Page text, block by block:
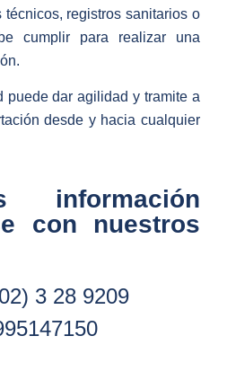
técnicos, registros sanitarios o
cumplir para realizar una
puede dar agilidad y tramite a
desde y hacia cualquier
información
con nuestros
3 28 9209